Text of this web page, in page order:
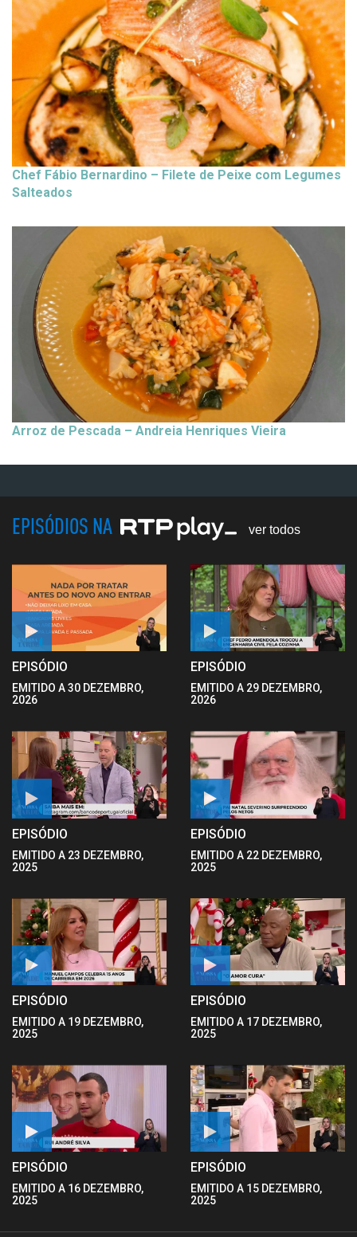
Chef Fábio Bernardino – Filete de Peixe com Legumes
Salteados
Arroz de Pescada – Andreia Henriques Vieira
EPISÓDIOS NA ver todos
EPISÓDIO
EMITIDO A 30 DEZEMBRO,
2026
EPISÓDIO
EMITIDO A 29 DEZEMBRO,
2026
EPISÓDIO
EMITIDO A 23 DEZEMBRO,
2025
EPISÓDIO
EMITIDO A 22 DEZEMBRO,
2025
EPISÓDIO
EMITIDO A 19 DEZEMBRO,
2025
EPISÓDIO
EMITIDO A 17 DEZEMBRO,
2025
EPISÓDIO
EMITIDO A 16 DEZEMBRO,
2025
EPISÓDIO
EMITIDO A 15 DEZEMBRO,
2025